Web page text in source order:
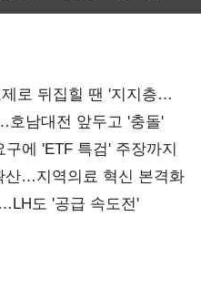
로 뒤집힐 땐 '지지층
호남대전 앞두고 '충돌'
에 'ETF 특검' 주장까지
산…지역의료 혁신 본격화
도 '공급 속도전'